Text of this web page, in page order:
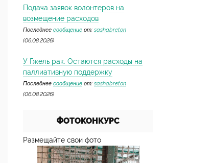
Подача заявок волонтеров на
возмещение расходов
Последнее сообщение от: sashabreton
(06.08.2026)
У Гжель рак. Остаются расходы на
паллиативную поддержку
Последнее сообщение от: sashabreton
(06.08.2026)
ФОТОКОНКУРС
Размещайте свои фото